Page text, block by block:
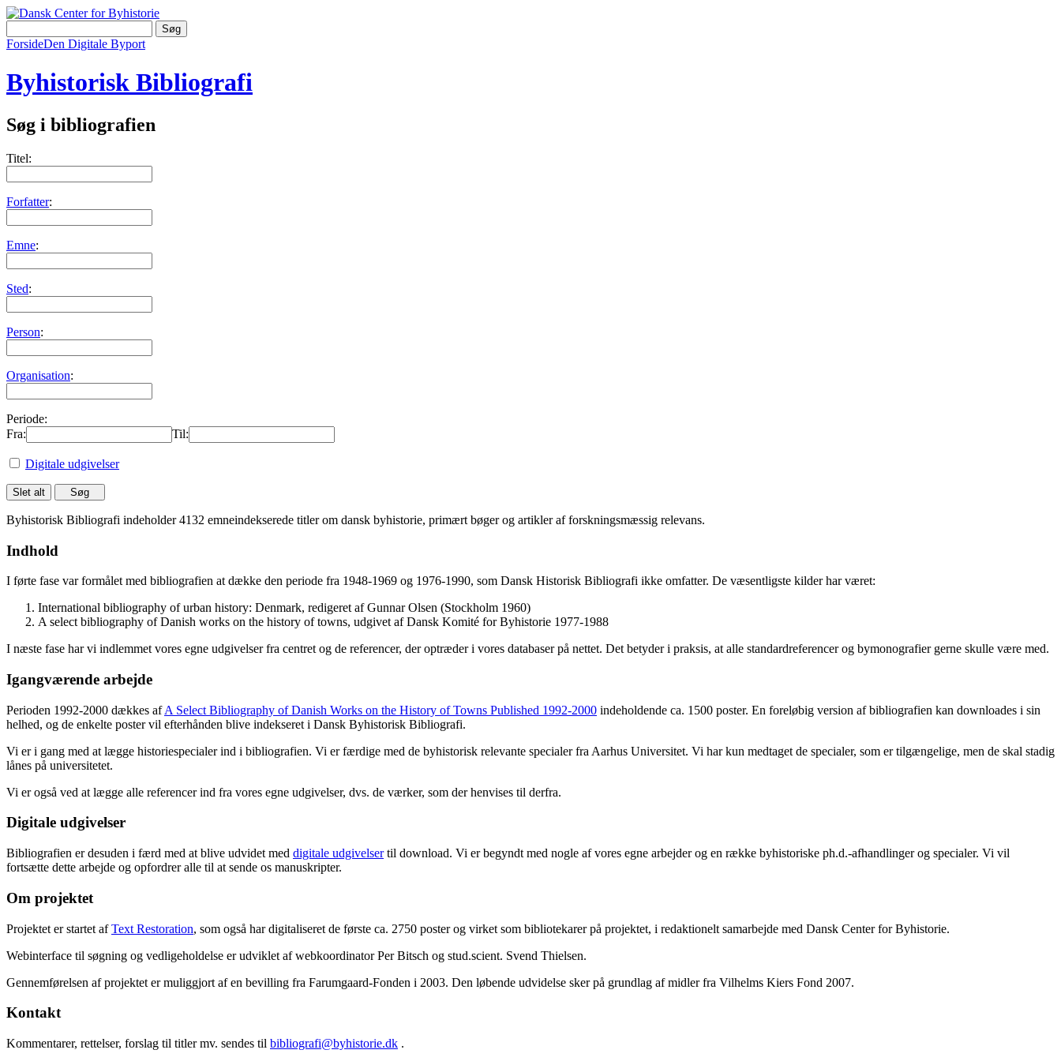
ForsideDen Digitale Byport
Byhistorisk Bibliografi
Søg i bibliografien
Titel:
Forfatter:
Emne:
Sted:
Person:
Organisation:
Periode:
Fra:
Til:
Digitale udgivelser
Byhistorisk Bibliografi indeholder 4132 emneindekserede titler om dansk byhistorie, primært bøger og artikler af forskningsmæssig relevans.
Indhold
I førte fase var formålet med bibliografien at dække den periode fra 1948-1969 og 1976-1990, som Dansk Historisk Bibliografi ikke omfatter. De væsentligste kilder har været:
International bibliography of urban history: Denmark, redigeret af Gunnar Olsen (Stockholm 1960)
A select bibliography of Danish works on the history of towns, udgivet af Dansk Komité for Byhistorie 1977-1988
I næste fase har vi indlemmet vores egne udgivelser fra centret og de referencer, der optræder i vores databaser på nettet. Det betyder i praksis, at alle standardreferencer og bymonografier gerne skulle være med.
Igangværende arbejde
Perioden 1992-2000 dækkes afA Select Bibliography of Danish Works on the History of Towns Published 1992-2000 indeholdende ca. 1500 poster. En foreløbig version af bibliografien kan downloades i sin
helhed, og de enkelte poster vil efterhånden blive indekseret i Dansk Byhistorisk Bibliografi.
Vi er i gang med at lægge historiespecialer ind i bibliografien. Vi er færdige med de byhistorisk relevante specialer fra Aarhus Universitet. Vi har kun medtaget de specialer, som er tilgængelige, men de skal stadig
lånes på universitetet.
Vi er også ved at lægge alle referencer ind fra vores egne udgivelser, dvs. de værker, som der henvises til derfra.
Digitale udgivelser
Bibliografien er desuden i færd med at blive udvidet med digitale udgivelsertil download. Vi er begyndt med nogle af vores egne arbejder og en række byhistoriske ph.d.-afhandlinger og specialer. Vi vil
fortsætte dette arbejde og opfordrer alle til at sende os manuskripter.
Om projektet
Projektet er startet afText Restoration, som også har digitaliseret de første ca. 2750 poster og virket som bibliotekarer på projektet, i redaktionelt samarbejde med Dansk Center for Byhistorie.
Webinterface til søgning og vedligeholdelse er udviklet af webkoordinator Per Bitsch og stud.scient. Svend Thielsen.
Gennemførelsen af projektet er muliggjort af en bevilling fra Farumgaard-Fonden i 2003. Den løbende udvidelse sker på grundlag af midler fra Vilhelms Kiers Fond 2007.
Kontakt
Kommentarer, rettelser, forslag til titler mv. sendes til bibliografi@byhistorie.dk .